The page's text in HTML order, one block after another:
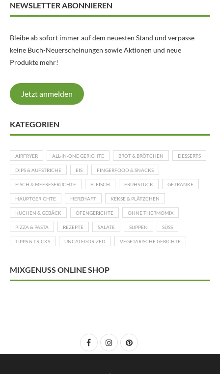
NEWSLETTER ABONNIEREN
Bleibe ab sofort immer auf dem neuesten Stand und verpasse
keine Buch-Neuerscheinungen sowie Aktionen und neue
Produkte mehr!
Jetzt anmelden
KATEGORIEN
AIRFRYER ALL-IN-ONE GERICHTE BROT & BRÖTCHEN DESSERTS
DIPS & AUFSTRICHE EIS FINGERFOOD & SNACKS
FISCH & MEERESFRÜCHTE FLEISCH FRÜHSTÜCK GETRÄNKE
HAUPTGERICHTE HERZHAFT KEKSE & PLÄTZCHEN
KUCHEN & GEBÄCK OFENGERICHTE OHNE THERMOMIX
PIZZA & PASTA REZEPTE SALATE SUPPEN SÜSS
TIPPS & TRICKS UNCATEGORIZED VEGETARISCHE GERICHTE
MIXGENUSS ONLINE SHOP